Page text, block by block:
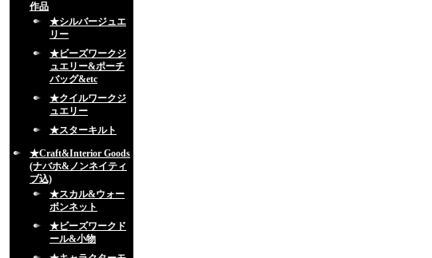
作品
★シルバージュエ
リー
★ビーズワークジ
ュエリー&ポーチ
バッグ&etc
★クイルワークジ
ュエリー
★スターキルト
★Craft&Interior Goods
(ナバホ&ノンネイティ
ブ込)
★スカル&ウォー
ボンネット
★ビーズワークド
ール&小物